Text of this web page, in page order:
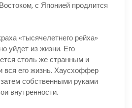
с Японией продлится
«тысячелетнего рейха»
уйдет из жизни. Его
столь же странным и
вся его жизнь. Хаусхоффер
собственными руками
внутренности.